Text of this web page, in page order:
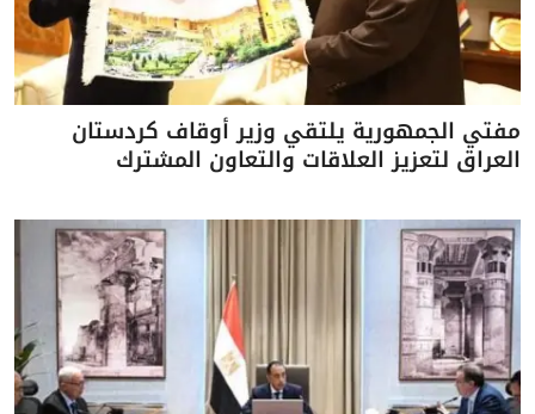
مفتي الجمهورية يلتقي وزير أوقاف كردستان
العراق لتعزيز العلاقات والتعاون المشترك